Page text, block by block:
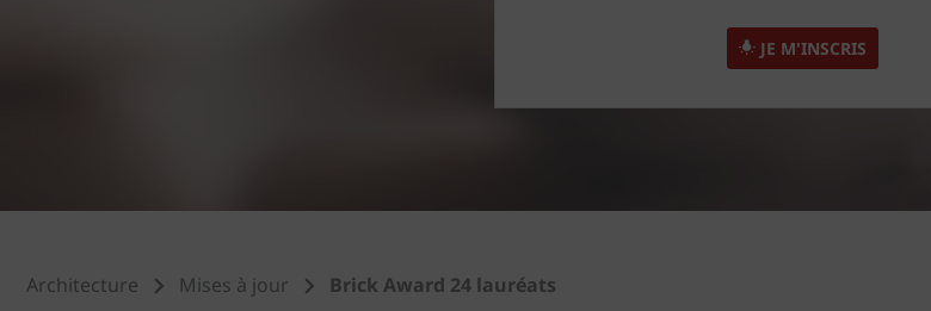
JE M'INSCRIS
Architecture Mises à jour Brick Award 24 lauréats